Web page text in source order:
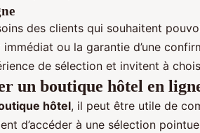
des clients qui souhaitent
ou la garantie d’une
de sélection et invitent à
un boutique hôtel en
hôtel, il peut être utile de
d’accéder à une sélection